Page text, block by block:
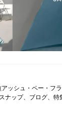
アッシュ・ペー・フ
ナップ、ブログ、特